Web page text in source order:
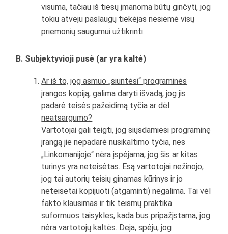
visuma, tačiau iš tiesų įmanoma būtų ginčyti, jog
tokiu atveju paslaugų tiekėjas nesiėmė visų
priemonių saugumui užtikrinti.
B. Subjektyvioji pusė (ar yra kaltė)
Ar iš to, jog asmuo „siuntėsi“ programinės
įrangos kopiją, galima daryti išvadą, jog jis
padarė teisės pažeidimą tyčia ar dėl
neatsargumo?
Vartotojai gali teigti, jog siųsdamiesi programinę
įrangą jie nepadarė nusikaltimo tyčia, nes
„Linkomanijoje“ nėra įspėjama, jog šis ar kitas
turinys yra neteisėtas. Esą vartotojai nežinojo,
jog tai autorių teisių ginamas kūrinys ir jo
neteisėtai kopijuoti (atgaminti) negalima. Tai vėl
fakto klausimas ir tik teismų praktika
suformuos taisykles, kada bus pripažįstama, jog
nėra vartotojų kaltės. Deja, spėju, jog